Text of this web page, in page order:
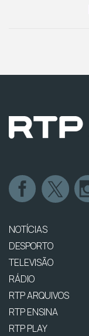
NOTÍCIAS
DESPORTO
TELEVISÃO
RÁDIO
RTP ARQUIVOS
RTP ENSINA
RTP PLAY